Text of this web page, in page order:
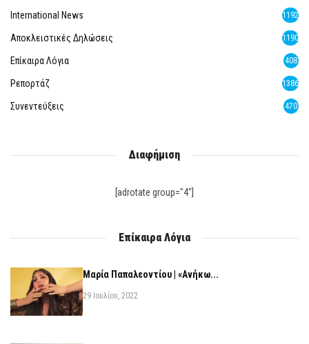
International News 1192
Αποκλειστικές Δηλώσεις 1190
Επίκαιρα Λόγια 408
Ρεπορτάζ 1386
Συνεντεύξεις 470
Διαφήμιση
[adrotate group="4"]
Επίκαιρα Λόγια
Μαρία Παπαλεοντίου | «Ανήκω...
29 Ιουλίου, 2022